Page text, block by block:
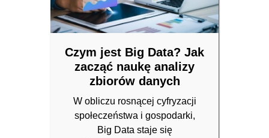
Czym jest Big Data? Jak
zacząć naukę analizy
zbiorów danych
W obliczu rosnącej cyfryzacji
społeczeństwa i gospodarki,
Big Data staje się